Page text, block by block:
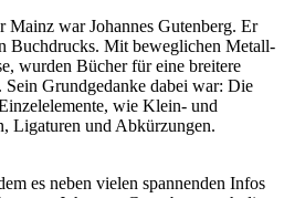
Mainz war Johannes Gutenberg. Er
Buchdrucks. Mit beweglichen Metall-
wurden Bücher für eine breitere
Grundgedanke dabei war: Die
wie Klein- und
Ligaturen und Abkürzungen.
es neben vielen spannenden Infos